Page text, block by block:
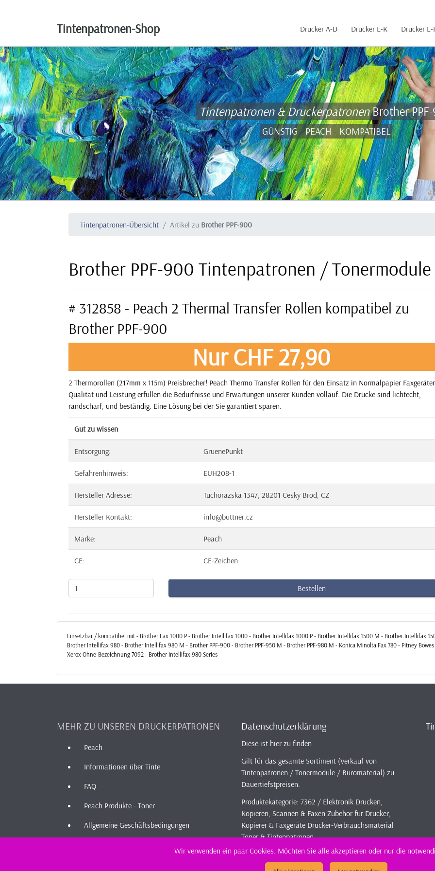
Tintenpatronen-Shop Drucker A-D Drucker E-K Drucker L-
Tintenpatronen & DruckerpatronenBrother
GÜNSTIG - PEACH - KOMPATIBEL
Tintenpatronen-Übersicht Artikel zu Brother PPF-900
Brother PPF-900 Tintenpatronen / Tonermodule
# 312858 - Peach 2 Thermal Transfer Rollen kompatibel zu
Brother PPF-900
Nur CHF 27,90
2 Thermorollen (217mm x 115m) Preisbrecher! Peach Thermo Transfer Rollen für den Einsatz in Normalpapier
Qualität und Leistung erfüllen die Bedürfnisse und Erwartungen unserer Kunden vollauf. Die Drucke sind lichtecht,
randscharf, und beständig. Eine Lösung bei der Sie garantiert sparen.
Gut zu wissen
Entsorgung: GruenePunkt
Gefahrenhinweis: EUH208-1
Hersteller Adresse: Tuchorazska 1347, 28201 Cesky Brod, CZ
Hersteller Kontakt: info@buttner.cz
Marke: Peach
CE: CE-Zeichen
Bestellen
Einsetzbar / kompatibel mit - Brother Fax 1000 P - Brother Intellifax 1000 - Brother Intellifax 1000 P - Brother Intellifax 1500 M - Brother Intellifax
Brother Intellifax 980 - Brother Intellifax 980 M - Brother PPF-900 - Brother PPF-950 M - Brother PPF-980 M - Konica Minolta Fax 780 - Pitney
Xerox Ohne-Bezeichnung 7092 - Brother Intellifax 980 Series
MEHR ZU UNSEREN DRUCKERPATRONEN
Peach
Informationen über Tinte
FAQ
Peach Produkte - Toner
Allgemeine Geschäftsbedingungen
Datenschutzerklärung
Diese ist hier zu finden
Gilt für das gesamte Sortiment (Verkauf von
Tintenpatronen / Tonermodule / Büromaterial) zu
Dauertiefstpreisen.
Produktekategorie: 7362 / Elektronik Drucken,
Kopieren, Scannen & Faxen Zubehör für Drucker,
Kopierer & Faxgeräte Drucker-Verbrauchsmaterial
Toner & Tintenpatronen
Tintenpatronen-ShopSortiment - günstig und kompatibel
Wir verwenden ein paar Cookies. Möchten Sie alle akzeptieren oder nur die